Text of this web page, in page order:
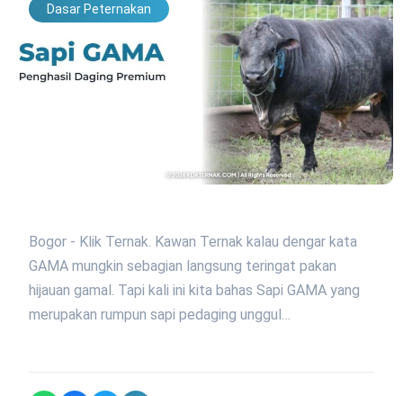
Dasar Peternakan
Bogor - Klik Ternak. Kawan Ternak kalau dengar kata
GAMA mungkin sebagian langsung teringat pakan
hijauan gamal. Tapi kali ini kita bahas Sapi GAMA yang
merupakan rumpun sapi pedaging unggul…